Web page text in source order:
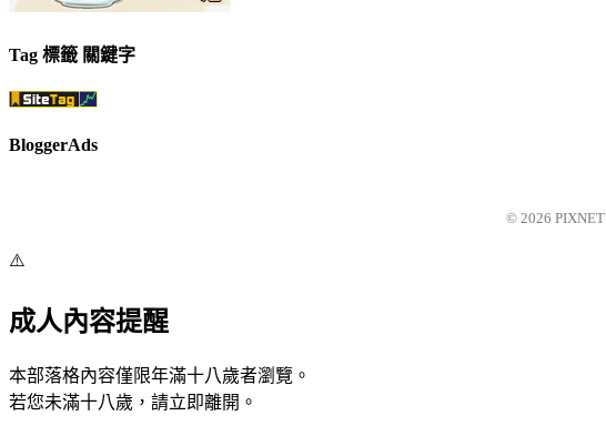
Tag 標籤 關鍵字
BloggerAds
© 2026 PIXNET
⚠️
成人內容提醒
本部落格內容僅限年滿十八歲者瀏覽。
若您未滿十八歲，請立即離開。